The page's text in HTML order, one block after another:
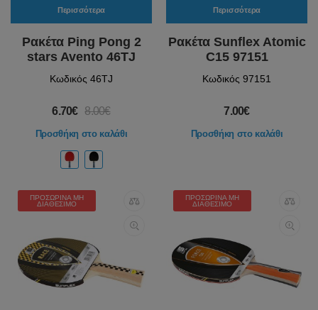
Περισσότερα
Ρακέτα Ping Pong 2
stars Avento 46TJ
Κωδικός 46TJ
6.70€ 8.00€
Προσθήκη στο καλάθι
Περισσότερα
Ρακέτα Sunflex Atomic
C15 97151
Κωδικός 97151
7.00€
Προσθήκη στο καλάθι
ΠΡΟΣΩΡΙΝΆ ΜΗ
ΔΙΑΘΈΣΙΜΟ
ΠΡΟΣΩΡΙΝΆ ΜΗ
ΔΙΑΘΈΣΙΜΟ